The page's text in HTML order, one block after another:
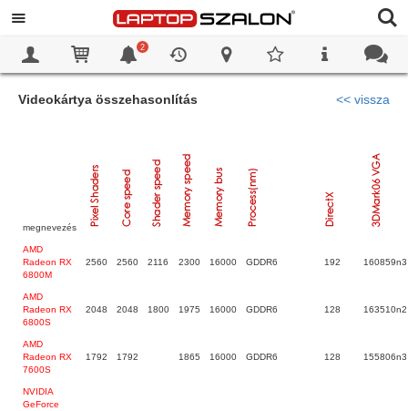
2
<< vissza
Videokártya összehasonlítás
megnevezés
AMD
Radeon RX
6800M
2560 2560 2116 2300 16000 GDDR6 192 160859n3
AMD
Radeon RX
6800S
2048 2048 1800 1975 16000 GDDR6 128 163510n2
AMD
Radeon RX
7600S
1792 1792 1865 16000 GDDR6 128 155806n3
NVIDIA
GeForce